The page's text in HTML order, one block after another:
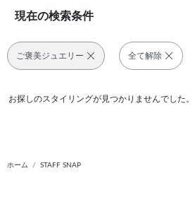
現在の検索条件
ご褒美ジュエリー 全て解除
お探しのスタイリングが見つかりませんでした。
ホーム STAFF SNAP